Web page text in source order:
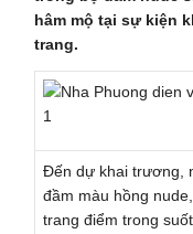
hâm mộ tại sự kiện
trang.
Đến dự khai trương,
đầm màu hồng
trang điểm trong suốt.